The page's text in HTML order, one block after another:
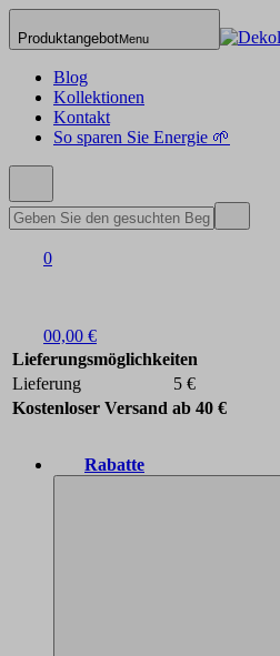
ProduktangebotMenu
Blog
Kollektionen
Kontakt
So sparen Sie Energie 🌱
0
00,00 €
Lieferungsmöglichkeiten
Lieferung
5 €
Kostenloser Versand ab 40 €
Rabatte